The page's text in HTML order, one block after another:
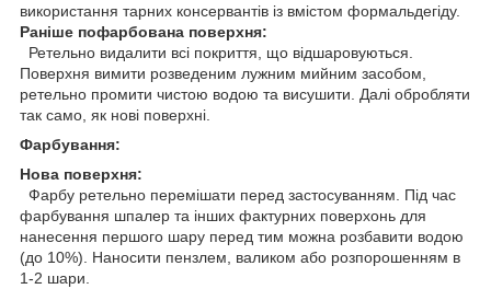
використання тарних консервантів із вмістом формальдегіду.
Раніше пофарбована поверхня:
Ретельно видалити всі покриття, що відшаровуються.
Поверхня вимити розведеним лужним мийним засобом,
ретельно промити чистою водою та висушити. Далі обробляти
так само, як нові поверхні.
Фарбування:
Нова поверхня:
Фарбу ретельно перемішати перед застосуванням. Під час
фарбування шпалер та інших фактурних поверхонь для
нанесення першого шару перед тим можна розбавити водою
(до 10%). Наносити пензлем, валиком або розпорошенням в
1-2 шари.